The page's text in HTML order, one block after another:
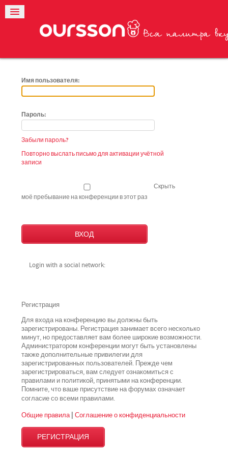
Имя пользователя:
Пароль:
Забыли пароль?
Повторно выслать письмо для активации учётной
записи
Скрыть
моё пребывание на конференции в этот раз
Login with a social network:
Регистрация
Для входа на конференцию вы должны быть
зарегистрированы. Регистрация занимает всего несколько
минут, но предоставляет вам более широкие возможности.
Администратором конференции могут быть установлены
также дополнительные привилегии для
зарегистрированных пользователей. Прежде чем
зарегистрироваться, вам следует ознакомиться с
правилами и политикой, принятыми на конференции.
Помните, что ваше присутствие на форумах означает
согласие со всемиправилами.
Общие правила| Соглашение о конфиденциальности
РЕГИСТРАЦИЯ